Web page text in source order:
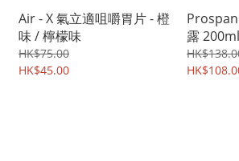
Air - X 氣立適咀嚼胃片 - 橙
味 / 檸檬味
HK$75.00
HK$45.00
露 200ml